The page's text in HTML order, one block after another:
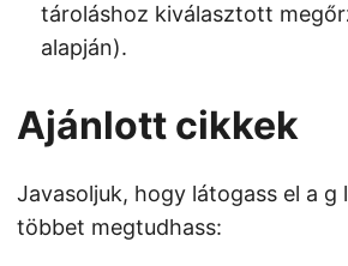
tároláshoz kiválasztott
alapján).
Ajánlott cikkek
Javasoljuk, hogy látogass el a g
többet megtudhass: